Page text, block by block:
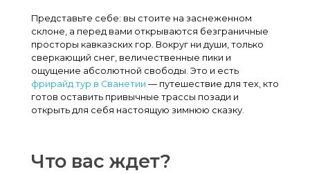
а
н
е
т
и
Представьте себе: вы стоите на заснеженном
склоне, а перед вами открываются безграничные
просторы кавказских гор. Вокруг ни души, только
сверкающий снег, величественные пики и
ощущение абсолютной свободы. Это и есть
фрирайд тур в Сванетии — путешествие для тех, кто
готов оставить привычные трассы позади и
открыть для себя настоящую зимнюю сказку.
Что вас ждет?